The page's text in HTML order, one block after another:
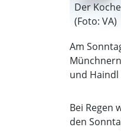
Der
(Foto: VA)
Am
und
Bei Regen
den